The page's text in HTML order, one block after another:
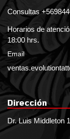
Consultas
Horarios de
18:00 hrs.
Email
Dirección
Dr. Luis Middleton